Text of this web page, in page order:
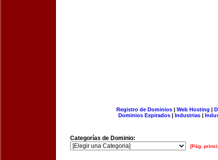
Registro de Dominios| Web Hosting |
Dominios Expirados | Industrias |
Categorías de Dominio:
[Pág.